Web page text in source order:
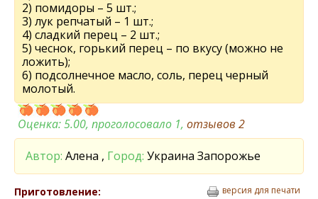
2) помидоры – 5 шт.;
3) лук репчатый – 1 шт.;
4) сладкий перец – 2 шт.;
5) чеснок, горький перец – по вкусу (можно не
ложить);
6) подсолнечное масло, соль, перец черный
молотый.
Оценка:5.00, проголосовало 1, отзывов 2
Автор: Алена , Город: Украина Запорожье
Приготовление: версия для печати